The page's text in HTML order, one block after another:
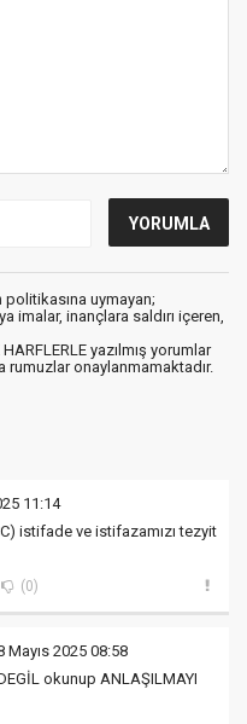
politikasına uymayan;
imalar, inançlara saldırı içeren,
yazılmış yorumlar
rumuzlar onaylanmamaktadır.
11:14
istifade ve istifazamızı tezyit
(0)
Mayıs 2025 08:58
okunup ANLAŞILMAYI